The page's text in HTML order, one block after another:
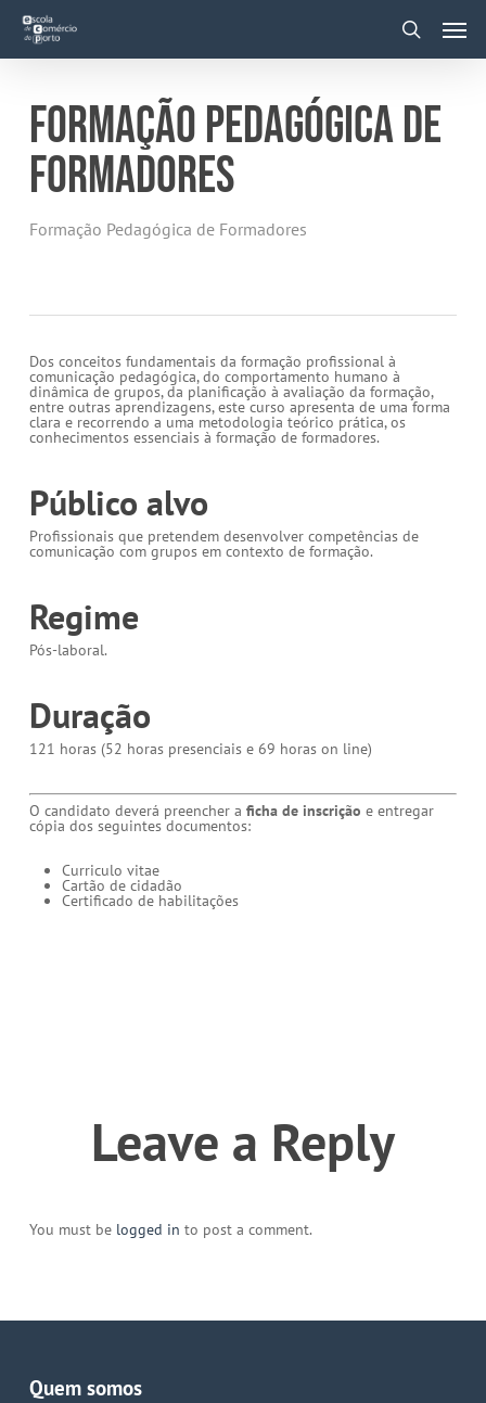
main
FORMAÇÃO PEDAGÓGICA DE
FORMADORES
Formação Pedagógica de Formadores
Dos conceitos fundamentais da formação profissional à
comunicação pedagógica, do comportamento humano à
dinâmica de grupos, da planificação à avaliação da formação,
entre outras aprendizagens, este curso apresenta de uma forma
clara e recorrendo a uma metodologia teórico prática, os
conhecimentos essenciais à formação de formadores.
Público alvo
Profissionais que pretendem desenvolver competências de
comunicação com grupos em contexto de formação.
Regime
Pós-laboral.
Duração
121 horas (52 horas presenciais e 69 horas on line)
O candidato deverá preencher a ficha de inscrição e entregar
cópia dos seguintes documentos:
Curriculo vitae
Cartão de cidadão
Certificado de habilitações
Leave a Reply
You must be logged in to post a comment.
Quem somos